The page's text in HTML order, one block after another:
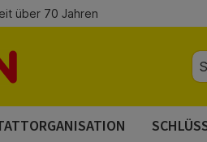
über 70 Jahren